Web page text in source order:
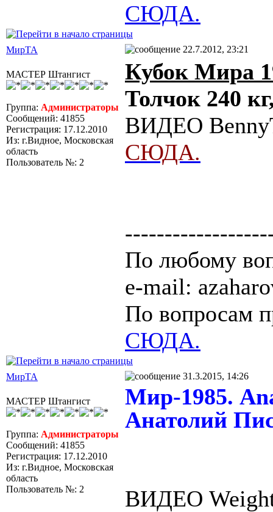
СЮДА.
МирТА 22.7.2012, 23:21
МАСТЕР Штангист
Группа: Администраторы
Сообщений: 41855
Регистрация: 17.12.2010
Из: г.Видное, Московская
область
Пользователь №: 2
Кубок Мира
Толчок 240
ВИДЕО
СЮДА.
По любому
e-mail:
По вопросам
СЮДА.
МирТА 31.3.2015, 14:26
МАСТЕР Штангист
Группа: Администраторы
Сообщений: 41855
Регистрация: 17.12.2010
Из: г.Видное, Московская
область
Пользователь №: 2
Мир-1985.
Анатолий
ВИДЕО